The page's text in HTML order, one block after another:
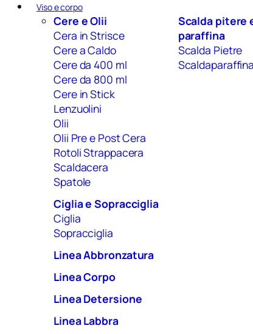
Viso e corpo
Cere e Olii
Cera in Strisce
Cere a Caldo
Cere da 400 ml
Cere da 800 ml
Cere in Stick
Lenzuolini
Olii
Olii Pre e Post Cera
Rotoli Strappacera
Scaldacera
Spatole
Ciglia e Sopracciglia
Ciglia
Sopracciglia
Linea Abbronzatura
Linea Corpo
Linea Detersione
Linea Labbra
Scalda pitere
paraffina
Scalda Pietre
Scaldaparaffina